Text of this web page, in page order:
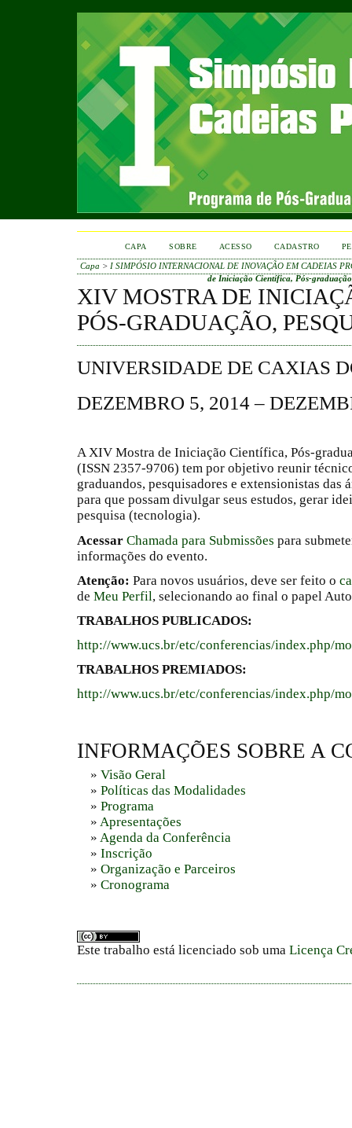
CAPA SOBRE ACESSO CADASTRO
Capa > I SIMPÓSIO INTERNACIONAL DE INOVAÇÃO EM CADEIAS
de Iniciação Científica, Pós-
XIV MOSTRA DE
PÓS-GRADUAÇÃO,
UNIVERSIDADE DE CAXIAS
DEZEMBRO 5, 2014 –
A XIV Mostra de Iniciação Científica, Pós-
(ISSN 2357-9706) tem por objetivo reunir
graduandos, pesquisadores e extensionistas das
para que possam divulgar seus estudos, gerar
pesquisa (tecnologia).
Acessar Chamada para Submissões para
informações do evento.
Atenção: Para novos usuários, deve ser feito o
de Meu Perfil, selecionando ao final o papel
TRABALHOS PUBLICADOS:
http://www.ucs.br/etc/conferencias/index.php/
TRABALHOS PREMIADOS:
http://www.ucs.br/etc/conferencias/index.php/
INFORMAÇÕES SOBRE A
» Visão Geral
» Políticas das Modalidades
» Programa
» Apresentações
» Agenda da Conferência
» Inscrição
» Organização e Parceiros
» Cronograma
Este trabalho está licenciado sob uma Licença